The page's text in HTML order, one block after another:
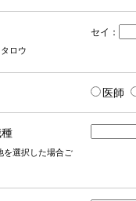
ロウ
セイ：
医師
選択した場合ご